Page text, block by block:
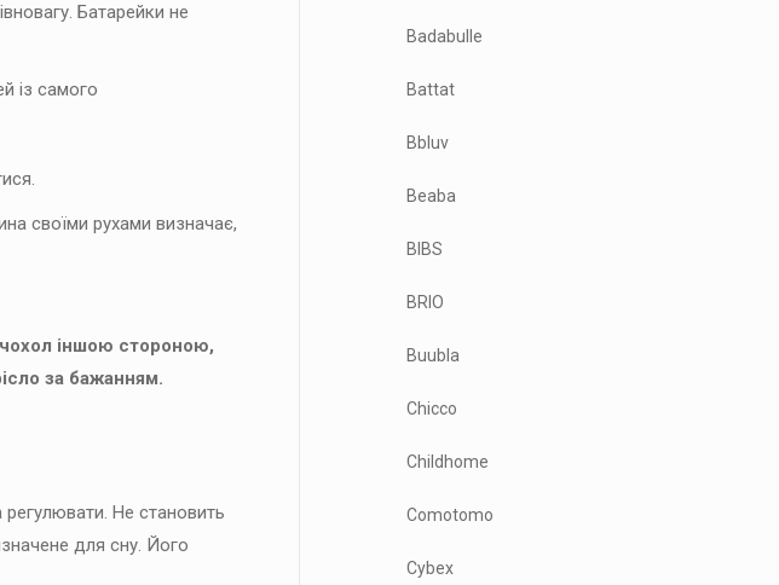
Батарейки не
із самого
своїми рухами визначає,
іншою стороною,
за бажанням.
Не становить
для сну. Його
Badabulle
Battat
Bbluv
Beaba
BIBS
BRIO
Buubla
Chicco
Childhome
Comotomo
Cybex